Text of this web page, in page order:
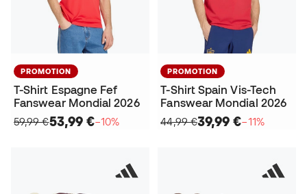
PROMOTION
T-Shirt Espagne Fef
Fanswear Mondial 2026
59,99 €53,99 €−10%
PROMOTION
T-Shirt Spain Vis-Tech
Fanswear Mondial 2026
44,99 €39,99 €−11%